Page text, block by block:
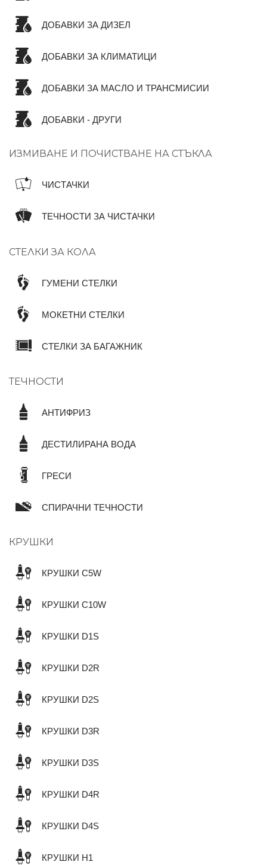
ДОБАВКИ ЗА ДИЗЕЛ
ДОБАВКИ ЗА КЛИМАТИЦИ
ДОБАВКИ ЗА МАСЛО И ТРАНСМИСИИ
ДОБАВКИ - ДРУГИ
ИЗМИВАНЕ И ПОЧИСТВАНЕ НА СТЪКЛА
ЧИСТАЧКИ
ТЕЧНОСТИ ЗА ЧИСТАЧКИ
СТЕЛКИ ЗА КОЛА
ГУМЕНИ СТЕЛКИ
МОКЕТНИ СТЕЛКИ
СТЕЛКИ ЗА БАГАЖНИК
ТЕЧНОСТИ
АНТИФРИЗ
ДЕСТИЛИРАНА ВОДА
ГРЕСИ
СПИРАЧНИ ТЕЧНОСТИ
КРУШКИ
КРУШКИ C5W
КРУШКИ C10W
КРУШКИ D1S
КРУШКИ D2R
КРУШКИ D2S
КРУШКИ D3R
КРУШКИ D3S
КРУШКИ D4R
КРУШКИ D4S
КРУШКИ H1